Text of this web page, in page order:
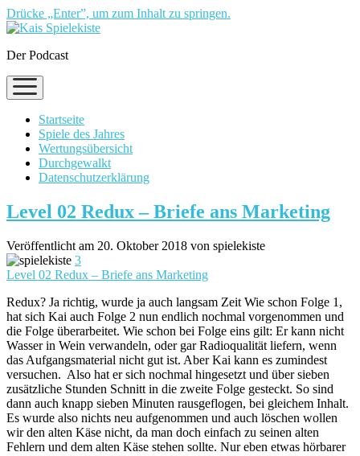
Drücke „Enter”, um zum Inhalt zu springen.
Der Podcast
Menü
öffnen
Startseite
Spiele des Jahres
Wertungsübersicht
Durchgewalkt
Datenschutzerklärung
Level 02 Redux – Briefe ans Marketing
Veröffentlicht am 20. Oktober 2018 von spielekiste
3
Level 02 Redux – Briefe ans Marketing
Redux? Ja richtig, wurde ja auch langsam Zeit Wie schon Folge 1,
hat sich Kai auch Folge 2 nun endlich nochmal vorgenommen und
die Folge überarbeitet. Wie schon bei Folge eins gilt: Er kann nicht
Wasser in Wein verwandeln, oder gar Radioqualität liefern, wenn
das Aufgangsmaterial nicht gut ist. Aber Kai kann es zumindest
versuchen. Also hat er sich nochmal hingesetzt und über sieben
zusätzliche Stunden Schnitt in die zweite Folge gesteckt. So sind
dann auch knapp sieben Minuten rausgeflogen, bei gleichem Inhalt.
Es wurde also nichts neu aufgenommen und auch löschen wollen
wir den alten Käse nicht, da man doch einfach zu seinen alten
Fehlern und dem alten Käse stehen sollte. Nur eben etwas hörbarer